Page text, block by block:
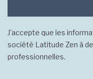
J'accepte que les
société Latitude Zen à
professionnelles.